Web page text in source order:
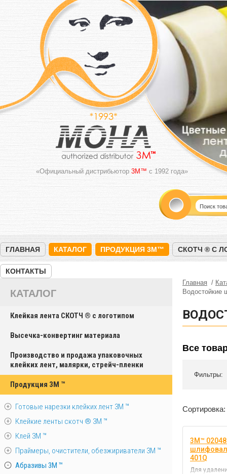
«Официальный дистрибьютор 3M™ с 1992 года»
ГЛАВНАЯ КАТАЛОГ ПРОДУКЦИЯ 3M™ СКОТЧ ® С
КОНТАКТЫ
Главная
Все
Фильтры:
Сортировка:
3M™
401Q
Для
КАТАЛОГ
Клейкая лента СКОТЧ ® с логотипом
Высечка-конвертинг материала
Производство и продажа упаковочных
клейких лент, малярки, стрейч-пленки
Продукция 3M ™
Готовые нарезки клейких лент 3M ™
Клейкие ленты скотч ® 3M ™
Клей 3М ™
Праймеры, очистители, обезжириватели 3М ™
Абразивы 3М ™